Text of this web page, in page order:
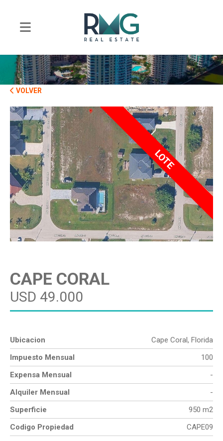
VOLVER
LOTE
CAPE CORAL
USD 49.000
Ubicacion
Cape Coral, Florida
Impuesto Mensual
100
Expensa Mensual
-
Alquiler Mensual
-
Superficie
950 m2
Codigo Propiedad
CAPE09